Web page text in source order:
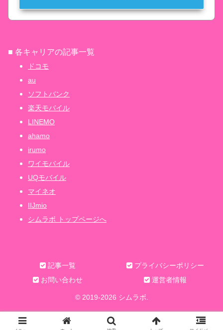
■ 各キャリアの記事一覧
ドコモ
au
ソフトバンク
楽天モバイル
LINEMO
ahamo
irumo
ワイモバイル
UQモバイル
マイネオ
IIJmio
シムラボ トップページへ
記事一覧
プライバシーポリシー
お問い合わせ
運営者情報
© 2019-2026 シムラボ.